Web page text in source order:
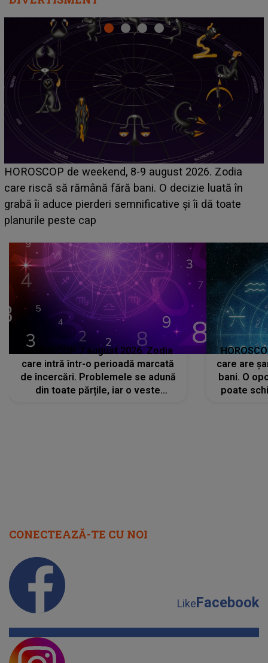
Emanuel a ținut ACEST DETALIU ASCUNS până
acum! În fața Alexandrei, concurentul din Casa Iubirii
face o MĂRTURISIRE NEAȘTEPTATĂ despre mama
sa: "I-am spus și ei în față, eu nu te iubesc pentru
HOROSCOP 7 august 2026. Zodia
care intră într-o perioadă marcată
de încercări. Problemele se adună
din toate părțile, iar o veste
care are
bani. O
poate
CONECTEAZĂ-TE CU NOI
LikeFacebook